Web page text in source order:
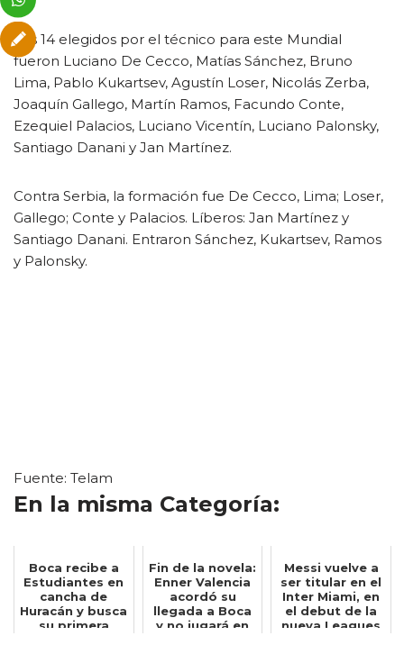
Los 14 elegidos por el técnico para este Mundial
fueron Luciano De Cecco, Matías Sánchez, Bruno
Lima, Pablo Kukartsev, Agustín Loser, Nicolás Zerba,
Joaquín Gallego, Martín Ramos, Facundo Conte,
Ezequiel Palacios, Luciano Vicentín, Luciano Palonsky,
Santiago Danani y Jan Martínez.
Contra Serbia, la formación fue De Cecco, Lima; Loser,
Gallego; Conte y Palacios. Líberos: Jan Martínez y
Santiago Danani. Entraron Sánchez, Kukartsev, Ramos
y Palonsky.
Fuente: Telam
En la misma Categoría:
Boca recibe a
Estudiantes en
cancha de
Huracán y busca
su primera
Fin de la novela:
Enner Valencia
acordó su
llegada a Boca
y no jugará en
Messi vuelve a
ser titular en el
Inter Miami, en
el debut de la
nueva Leagues